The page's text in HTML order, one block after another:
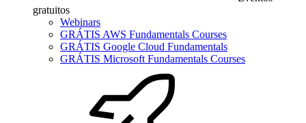
gratuitos
Webinars
GRÁTIS AWS Fundamentals Courses
GRÁTIS Google Cloud Fundamentals
GRÁTIS Microsoft Fundamentals Courses